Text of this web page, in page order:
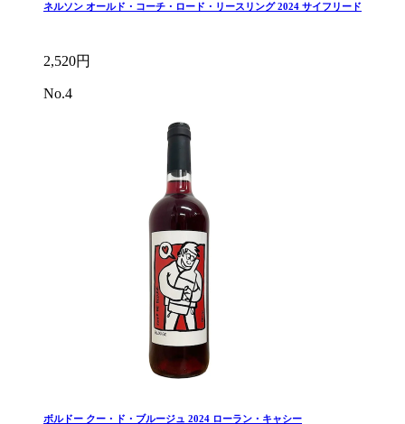
ネルソン オールド・コーチ・ロード・リースリング 2024 サイフリード
2,520円
No.4
ボルドー クー・ド・ブルージュ 2024 ローラン・キャシー